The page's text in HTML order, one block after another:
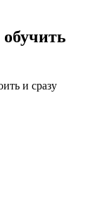
и сразу